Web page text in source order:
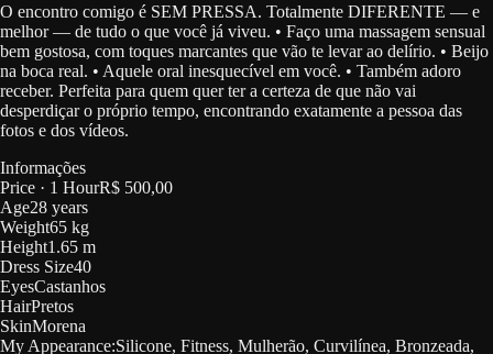
O encontro comigo é SEM PRESSA. Totalmente DIFERENTE — e
melhor — de tudo o que você já viveu. • Faço uma massagem sensual
bem gostosa, com toques marcantes que vão te levar ao delírio. • Beijo
na boca real. • Aquele oral inesquecível em você. • Também adoro
receber. Perfeita para quem quer ter a certeza de que não vai
desperdiçar o próprio tempo, encontrando exatamente a pessoa das
fotos e dos vídeos.
Informações
Price · 1 HourR$ 500,00
Age28 years
Weight65 kg
Height1.65 m
Dress Size40
EyesCastanhos
HairPretos
SkinMorena
My Appearance:Silicone, Fitness, Mulherão, Curvilínea, Bronzeada,